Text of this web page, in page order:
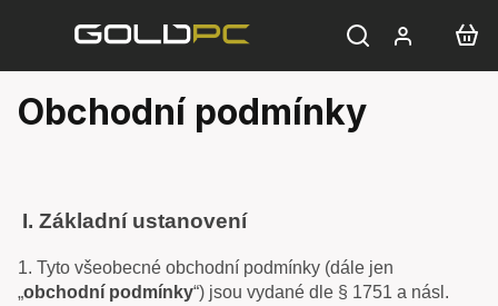
Obchodní podmínky
I. Základní ustanovení
1. Tyto všeobecné obchodní podmínky (dále jen
„obchodní podmínky“) jsou vydané dle § 1751 a násl.